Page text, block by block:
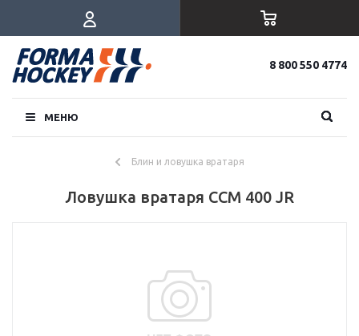
8 800 550 4774
МЕНЮ
Блин и ловушка вратаря
Ловушка вратаря CCM 400 JR